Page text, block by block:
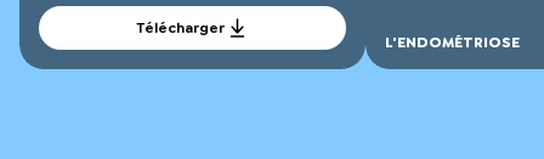
Télécharger
L'ENDOMÉTRIOSE